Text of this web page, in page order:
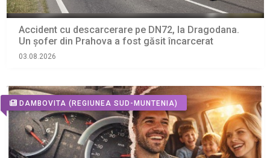
Accident cu descarcerare pe DN72, la Dragodana.
Un șofer din Prahova a fost găsit încarcerat
03.08.2026
DAMBOVITA (REGIUNEA SUD-MUNTENIA)